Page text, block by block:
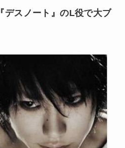
『デスノート』のL役で大ブ